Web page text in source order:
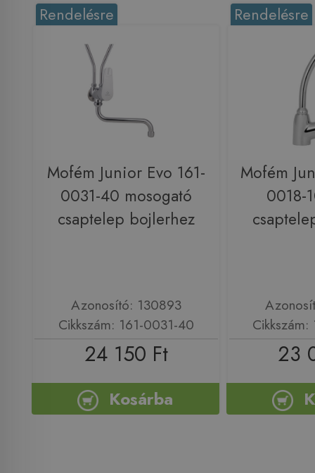
Rendelésre
Mofém Junior Evo 161-
0031-40 mosogató
csaptelep bojlerhez
Azonosító: 130893
Cikkszám: 161-0031-40
24 150 Ft
Kosárba
Rendelésre
Mofém
0018-
23